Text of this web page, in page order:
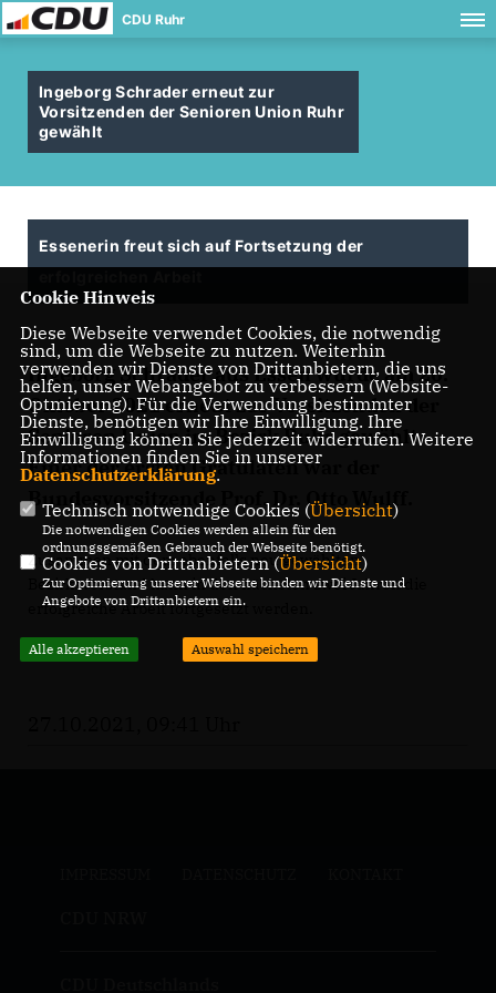
CDU Ruhr
Ingeborg Schrader erneut zur
Vorsitzenden der Senioren Union Ruhr
gewählt
Essenerin freut sich auf Fortsetzung der
Ingeborg Schrader aus Essen wurde am 26.
Oktober 2021 erneut zur Vorsitzenden der
Senioren Union im Bezirk Ruhr gewählt.
Einer der ersten Gratulaten war der
Bundesvorsitzende Prof. Dr. Otto Wulff.
Zusammen mit dem ebenfalls neu gewählten
Bezirksvorstand kann in den nächsten zwei Jahren die
erfolgreiche Arbeit fortgesetzt werden.
Cookie Hinweis
Diese Webseite verwendet Cookies, die notwendig
sind, um die Webseite zu nutzen. Weiterhin
verwenden wir Dienste von Drittanbietern, die uns
helfen, unser Webangebot zu verbessern (Website-
Optmierung). Für die Verwendung bestimmter
Dienste, benötigen wir Ihre Einwilligung. Ihre
Einwilligung können Sie jederzeit widerrufen. Weitere
Informationen finden Sie in unserer
Datenschutzerklärung.
Technisch notwendige Cookies (Übersicht)
Die notwendigen Cookies werden allein für den
ordnungsgemäßen Gebrauch der Webseite benötigt.
Cookies von Drittanbietern (Übersicht)
Zur Optimierung unserer Webseite binden wir Dienste und
Angebote von Drittanbietern ein.
Alle akzeptieren Auswahl speichern